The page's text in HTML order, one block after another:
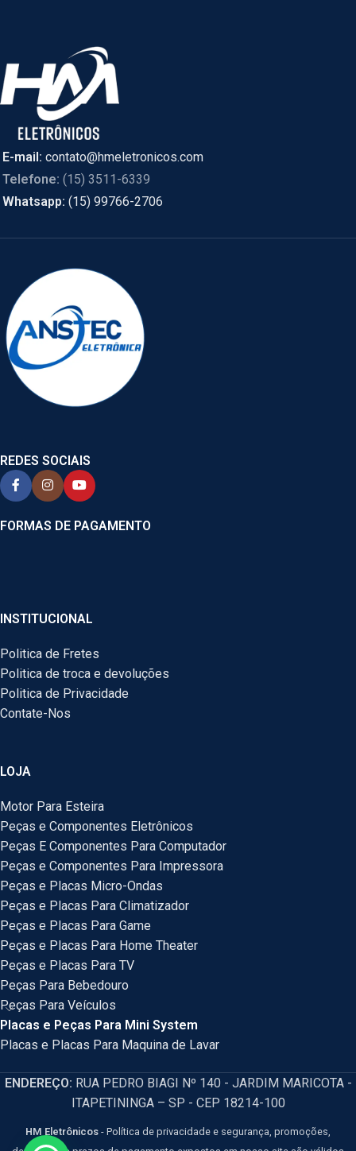
E-mail: contato@hmeletronicos.com
Telefone: (15) 3511-6339
Whatsapp: (15) 99766-2706
REDES SOCIAIS
FORMAS DE PAGAMENTO
INSTITUCIONAL
Politica de Fretes
Politica de troca e devoluções
Politica de Privacidade
Contate-Nos
LOJA
Motor Para Esteira
Peças e Componentes Eletrônicos
Peças E Componentes Para Computador
Peças e Componentes Para Impressora
Peças e Placas Micro-Ondas
Peças e Placas Para Climatizador
Peças e Placas Para Game
Peças e Placas Para Home Theater
Peças e Placas Para TV
Peças Para Bebedouro
Peças Para Veículos
Placas e Peças Para Mini System
Placas e Placas Para Maquina de Lavar
ENDEREÇO: RUA PEDRO BIAGI Nº 140 - JARDIM MARICOTA -
ITAPETININGA – SP - CEP 18214-100
HM Eletrônicos - Política de privacidade e segurança, promoções,